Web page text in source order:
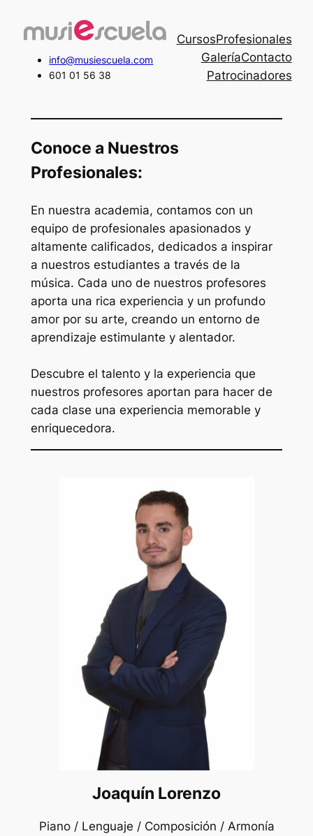
info@musiescuela.com
601 01 56 38
CursosProfesionales
GaleríaContacto
Patrocinadores
Conoce a Nuestros
Profesionales:
En nuestra academia, contamos con un
equipo de profesionales apasionados y
altamente calificados, dedicados a inspirar
a nuestros estudiantes a través de la
música. Cada uno de nuestros profesores
aporta una rica experiencia y un profundo
amor por su arte, creando un entorno de
aprendizaje estimulante y alentador.
Descubre el talento y la experiencia que
nuestros profesores aportan para hacer de
cada clase una experiencia memorable y
enriquecedora.
Joaquín Lorenzo
Piano / Lenguaje / Composición / Armonía